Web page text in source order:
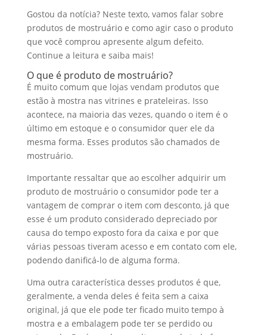
p
p
Gostou da notícia? Neste texto, vamos falar sobre
produtos de mostruário e como agir caso o produto
que você comprou apresente algum defeito.
Continue a leitura e saiba mais!
O que é produto de mostruário?
É muito comum que lojas vendam produtos que
estão à mostra nas vitrines e prateleiras. Isso
acontece, na maioria das vezes, quando o item é o
último em estoque e o consumidor quer ele da
mesma forma. Esses produtos são chamados de
mostruário.
Importante ressaltar que ao escolher adquirir um
produto de mostruário o consumidor pode ter a
vantagem de comprar o item com desconto, já que
esse é um produto considerado depreciado por
causa do tempo exposto fora da caixa e por que
várias pessoas tiveram acesso e em contato com ele,
podendo danificá-lo de alguma forma.
Uma outra característica desses produtos é que,
geralmente, a venda deles é feita sem a caixa
original, já que ele pode ter ficado muito tempo à
mostra e a embalagem pode ter se perdido ou